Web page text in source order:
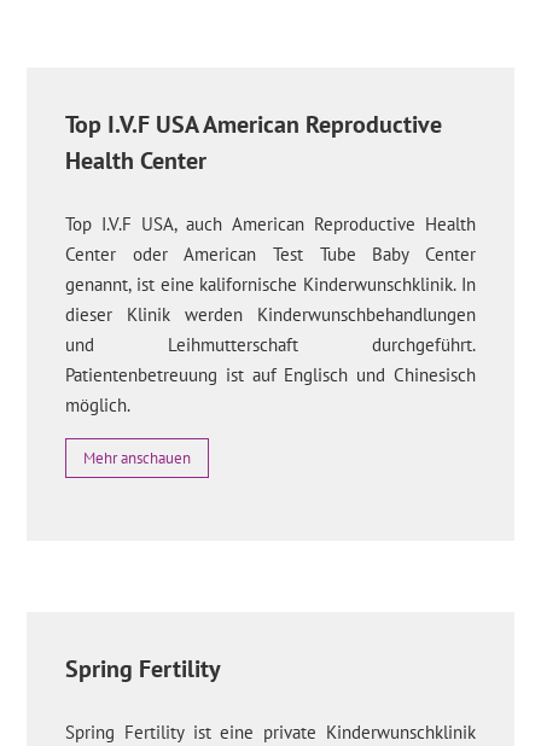
Top I.V.F USA American Reproductive
Health Center
Top I.V.F USA, auch American Reproductive Health
Center oder American Test Tube Baby Center
genannt, ist eine kalifornische Kinderwunschklinik. In
dieser Klinik werden Kinderwunschbehandlungen
und Leihmutterschaft durchgeführt.
Patientenbetreuung ist auf Englisch und Chinesisch
möglich.
Mehr anschauen
Spring Fertility
Spring Fertility ist eine private Kinderwunschklinik